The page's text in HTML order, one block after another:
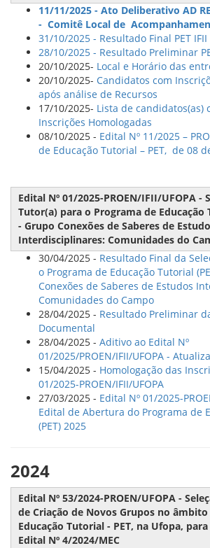
11/11/2025 - Ato Deliberativo AD
- Comitê Local de
31/10/2025 - Resultado Final PET IFII
28/10/2025 - Resultado Preliminar
20/10/2025- Local e Horário das
20/10/2025- Candidatos com
após análise de Recursos
17/10/2025- Lista de candidatos(as)
Inscrições Homologadas
08/10/2025 - Edital Nº 11/2025 –
de Educação Tutorial – PET, de 08
Edital Nº 01/2025-PROEN/IFII/UFOPA -
Tutor(a) para o Programa de Educação
- Grupo Conexões de Saberes de
Interdisciplinares: Comunidades do
30/04/2025 - Resultado Final da
o Programa de Educação Tutorial
Conexões de Saberes de Estudos
Comunidades do Campo
28/04/2025 - Resultado Preliminar
Documental
28/04/2025 - Aditivo ao Edital Nº
01/2025/PROEN/IFII/UFOPA -
15/04/2025 - Homologação das
01/2025-PROEN/IFII/UFOPA
27/03/2025 - Edital Nº 01/2025-
Edital de Abertura do Programa de
(PET) 2025
2024
Edital Nº 53/2024-PROEN/UFOPA -
de Criação de Novos Grupos no
Educação Tutorial - PET, na Ufopa,
Edital Nº 4/2024/MEC